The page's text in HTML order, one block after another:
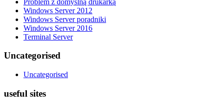
Windows Server 2012
Windows Server poradniki
Windows Server 2016
Terminal Server
Uncategorised
Uncategorised
useful sites